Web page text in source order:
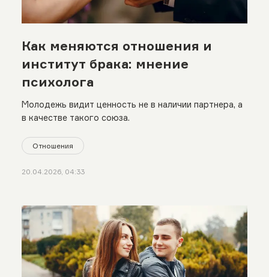
Как меняются отношения и
институт брака: мнение
психолога
Молодежь видит ценность не в наличии партнера, а
в качестве такого союза.
Отношения
20.04.2026, 04:33